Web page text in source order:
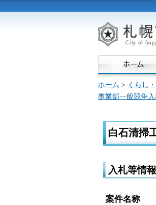
札幌市
ホーム > くらし
事業部一般競争入
白石清掃
入札等情報
案件名称